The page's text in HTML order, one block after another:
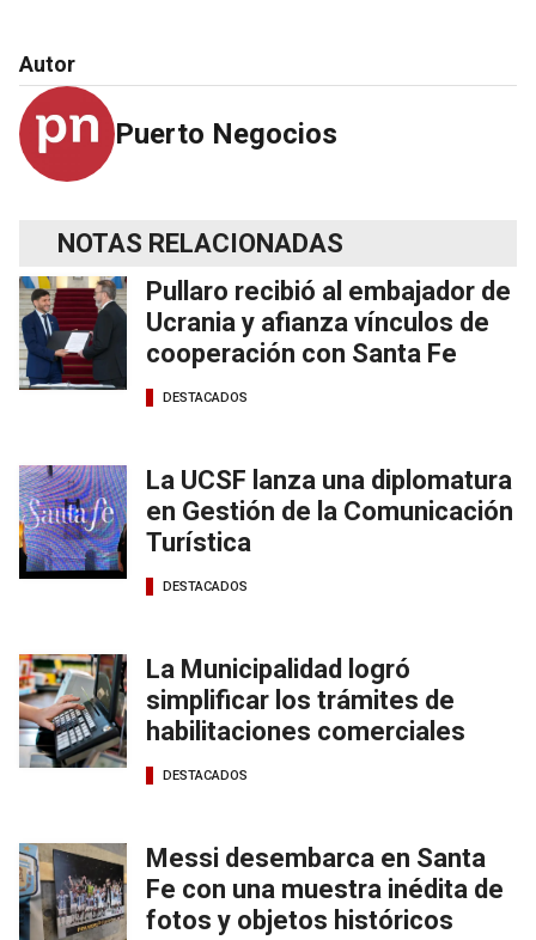
Autor
Puerto Negocios
NOTAS RELACIONADAS
Pullaro recibió al embajador de
Ucrania y afianza vínculos de
cooperación con Santa Fe
DESTACADOS
La UCSF lanza una diplomatura
en Gestión de la Comunicación
Turística
DESTACADOS
La Municipalidad logró
simplificar los trámites de
habilitaciones comerciales
DESTACADOS
Messi desembarca en Santa
Fe con una muestra inédita de
fotos y objetos históricos